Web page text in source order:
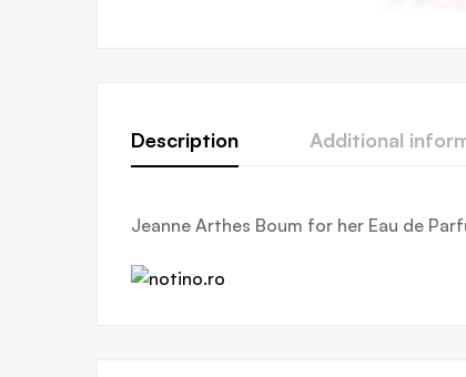
Description Additional
Jeanne Arthes Boum for her Eau de